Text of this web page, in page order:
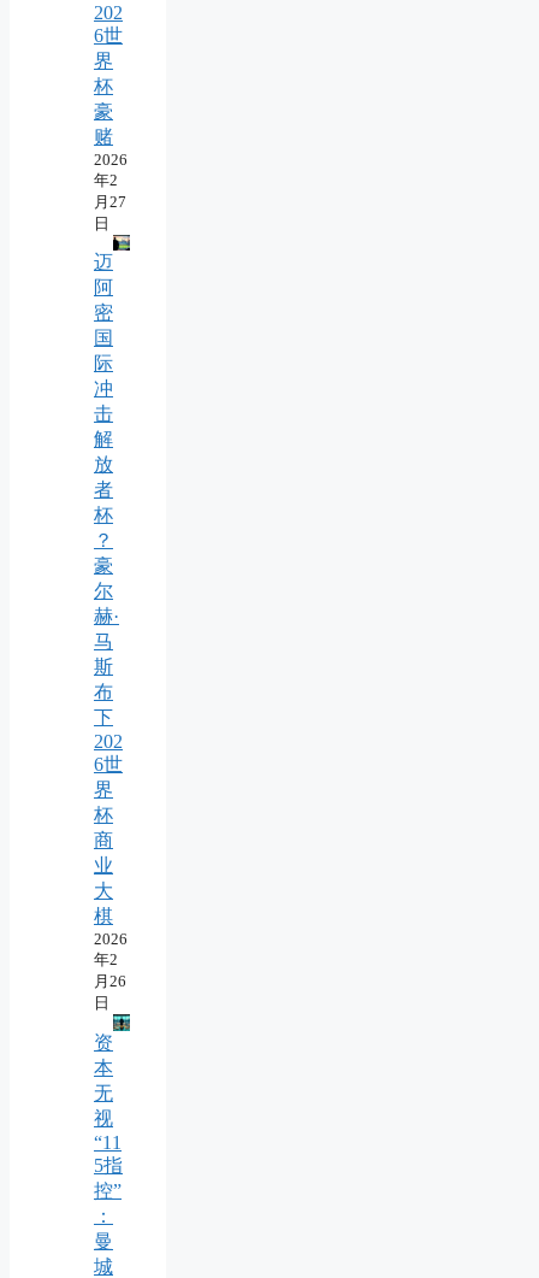
202
6世
界
杯
豪
赌
2026
年2
月27
日
迈
阿
密
国
际
冲
击
解
放
者
杯
？
豪
尔
赫·
马
斯
布
下
202
6世
界
杯
商
业
大
棋
2026
年2
月26
日
资
本
无
视
“11
5指
控”
：
曼
城